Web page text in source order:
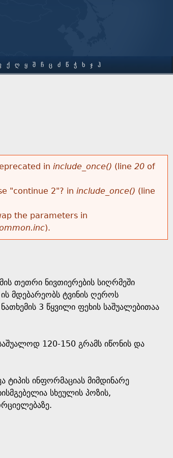
in include_once() (line 20of
"continue 2"? in include_once() (line
the parameters in
).
თეთრი ნივთიერების სიღრმეში
მდებარეობს ტვინის ღეროს
3 წყვილი ფეხის საშუალებითაა
საშუალოდ 120-150 გრამს იწონის და
ტიპის ინფორმაციას მიმდინარე
სხეულის პოზის,
Ქ Ღ Ყ Შ Ჩ Ც Ძ Წ Ჭ Ხ Ჯ Ჰ